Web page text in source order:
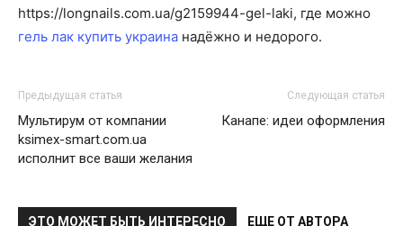
https://longnails.com.ua/g2159944-gel-laki, где можно
гель лак купить украина надёжно и недорого.
Предыдущая статья
Мультирум от компании
ksimex-smart.com.ua
исполнит все ваши желания
Следующая статья
Канапе: идеи оформления
ЭТО МОЖЕТ БЫТЬ ИНТЕРЕСНО ЕЩЕ ОТ АВТОРА